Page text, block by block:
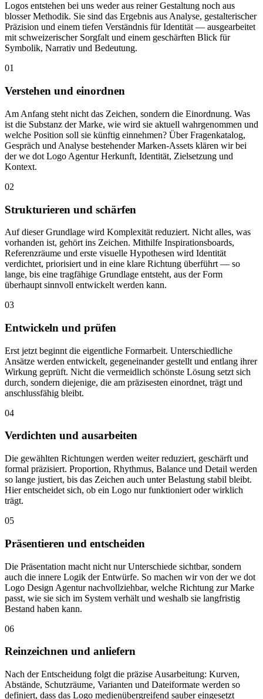
Logos entstehen bei uns weder aus reiner Gestaltung noch aus
blosser Methodik. Sie sind das Ergebnis aus Analyse, gestalterischer
Präzision und einem tiefen Verständnis für Identität — ausgearbeitet
mit schweizerischer Sorgfalt und einem geschärften Blick für
Symbolik, Narrativ und Bedeutung.
01
Verstehen und einordnen
Am Anfang steht nicht das Zeichen, sondern die Einordnung. Was
ist die Substanz der Marke, wie wird sie aktuell wahrgenommen und
welche Position soll sie künftig einnehmen? Über Fragenkatalog,
Gespräch und Analyse bestehender Marken-Assets klären wir bei
der we dot Logo Agentur Herkunft, Identität, Zielsetzung und
Kontext.
02
Strukturieren und schärfen
Auf dieser Grundlage wird Komplexität reduziert. Nicht alles, was
vorhanden ist, gehört ins Zeichen. Mithilfe Inspirationsboards,
Referenzräume und erste visuelle Hypothesen wird Identität
verdichtet, priorisiert und in eine klare Richtung überführt — so
lange, bis eine tragfähige Grundlage entsteht, aus der Form
überhaupt sinnvoll entwickelt werden kann.
03
Entwickeln und prüfen
Erst jetzt beginnt die eigentliche Formarbeit. Unterschiedliche
Ansätze werden entwickelt, gegeneinander gestellt und entlang ihrer
Wirkung geprüft. Nicht die vermeidlich schönste Lösung setzt sich
durch, sondern diejenige, die am präzisesten einordnet, trägt und
anschlussfähig bleibt.
04
Verdichten und ausarbeiten
Die gewählten Richtungen werden weiter reduziert, geschärft und
formal präzisiert. Proportion, Rhythmus, Balance und Detail werden
so lange justiert, bis das Zeichen auch unter Belastung stabil bleibt.
Hier entscheidet sich, ob ein Logo nur funktioniert oder wirklich
trägt.
05
Präsentieren und entscheiden
Die Präsentation macht nicht nur Unterschiede sichtbar, sondern
auch die innere Logik der Entwürfe. So machen wir von der we dot
Logo Design Agentur nachvollziehbar, welche Richtung zur Marke
passt, wie sie sich im System verhält und weshalb sie langfristig
Bestand haben kann.
06
Reinzeichnen und anliefern
Nach der Entscheidung folgt die präzise Ausarbeitung: Kurven,
Abstände, Schutzräume, Varianten und Dateiformate werden so
definiert, dass das Logo medienübergreifend sauber eingesetzt